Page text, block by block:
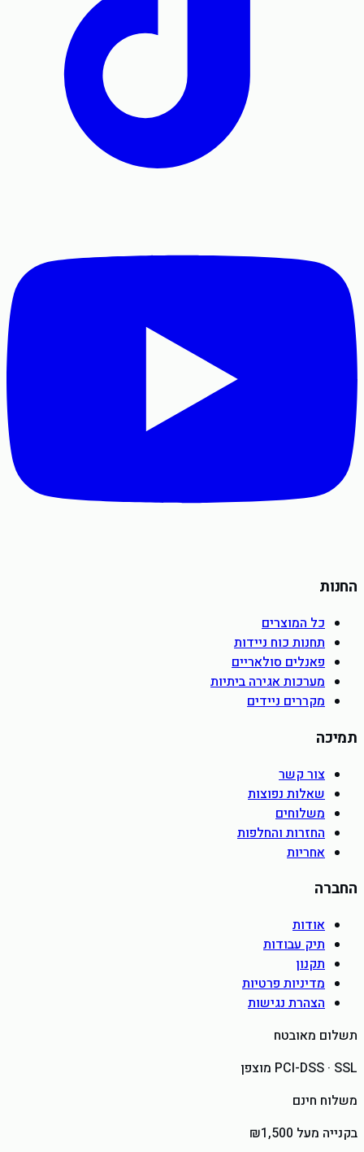
החנות
כל המוצרים
תחנות כוח ניידות
פאנלים סולאריים
מערכות אגירה ביתיות
מקררים ניידים
תמיכה
צור קשר
שאלות נפוצות
משלוחים
החזרות והחלפות
אחריות
החברה
אודות
תיק עבודות
תקנון
מדיניות פרטיות
הצהרת נגישות
תשלום מאובטח
PCI-DSS · SSL מוצפן
משלוח חינם
בקנייה מעל ₪1,500